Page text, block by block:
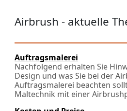
Airbrush - aktuelle
Auftragsmalerei
Nachfolgend erhalten Sie
Design und was Sie bei der
Auftragsmalerei beachten
Maltechnik mit einer